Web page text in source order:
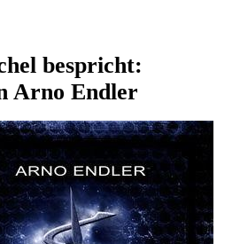
bespricht:
Arno Endler